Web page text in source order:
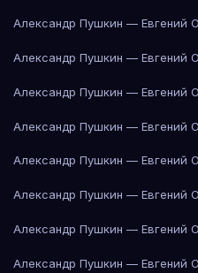
Александр Пушкин — Евгений
Александр Пушкин — Евгений
Александр Пушкин — Евгений
Александр Пушкин — Евгений
Александр Пушкин — Евгений
Александр Пушкин — Евгений
Александр Пушкин — Евгений
Александр Пушкин — Евгений